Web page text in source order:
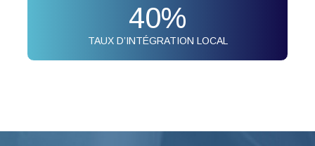
40%
TAUX D’INTÉGRATION LOCAL